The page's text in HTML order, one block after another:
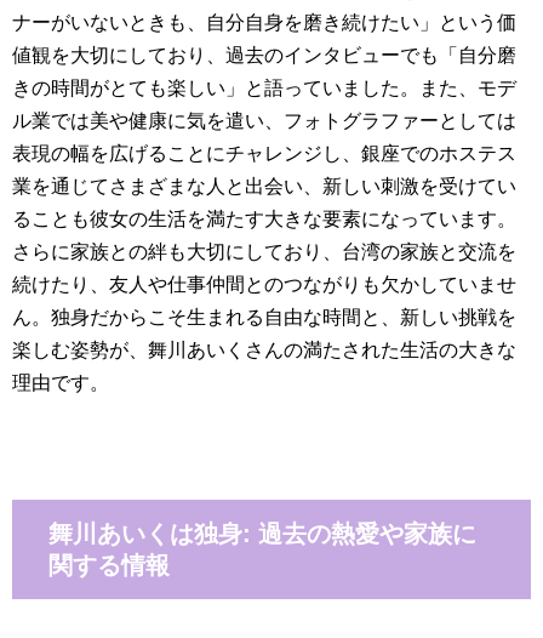
ナーがいないときも、自分自身を磨き続けたい」という価
値観を大切にしており、過去のインタビューでも「自分磨
きの時間がとても楽しい」と語っていました。また、モデ
ル業では美や健康に気を遣い、フォトグラファーとしては
表現の幅を広げることにチャレンジし、銀座でのホステス
業を通じてさまざまな人と出会い、新しい刺激を受けてい
ることも彼女の生活を満たす大きな要素になっています。
さらに家族との絆も大切にしており、台湾の家族と交流を
続けたり、友人や仕事仲間とのつながりも欠かしていませ
ん。独身だからこそ生まれる自由な時間と、新しい挑戦を
楽しむ姿勢が、舞川あいくさんの満たされた生活の大きな
理由です。
舞川あいくは独身: 過去の熱愛や家族に
関する情報